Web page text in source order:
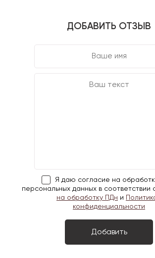
ДОБАВИТЬ ОТЗЫВ
Я даю согласие на
персональных данных в соответствии
на обработку ПДн и
конфиденциальности